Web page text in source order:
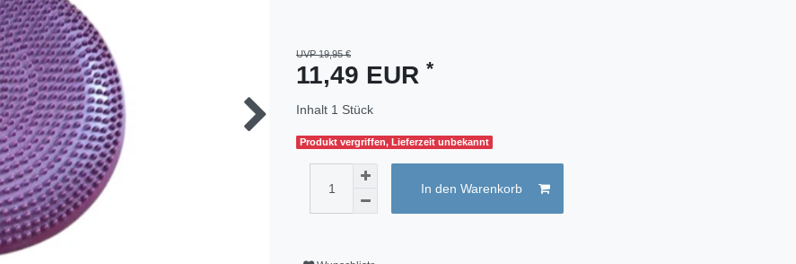
UVP 19,95 €
11,49 EUR *
Inhalt 1 Stück
Produkt vergriffen, Lieferzeit unbekannt
In den Warenkorb